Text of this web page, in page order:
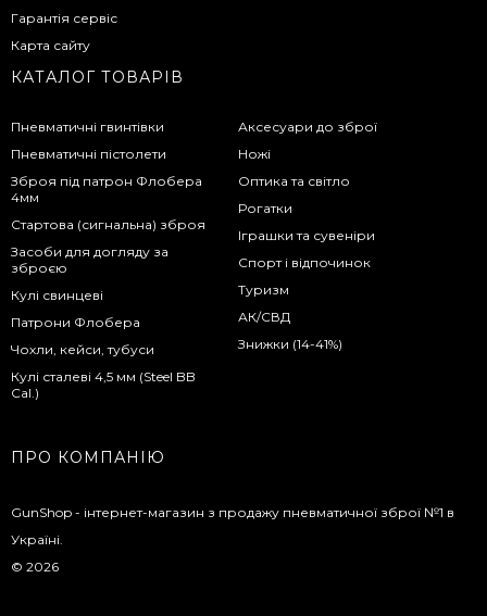
Гарантія сервіс
Карта сайту
КАТАЛОГ ТОВАРІВ
Пневматичні гвинтівки
Пневматичні пістолети
Зброя під патрон Флобера
4мм
Стартова (сигнальна) зброя
Засоби для догляду за
зброєю
Кулі свинцеві
Патрони Флобера
Чохли, кейси, тубуси
Кулі сталеві 4,5 мм (Steel BB
Cal.)
Аксесуари до зброї
Ножі
Оптика та світло
Рогатки
Іграшки та сувеніри
Спорт і відпочинок
Туризм
АК/СВД
Знижки (14-41%)
ПРО КОМПАНІЮ
GunShop - інтернет-магазин з продажу пневматичної зброї №1 в
Україні.
© 2026